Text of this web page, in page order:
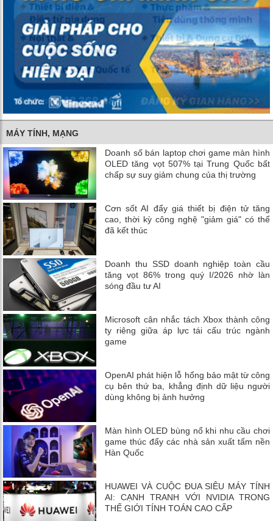
MÁY TÍNH, MẠNG
Doanh số bán laptop chơi game màn hình
OLED tăng vọt 507% tại Trung Quốc bất
chấp sự suy giảm chung của thị trường
Cơn sốt AI đẩy giá thiết bị điện tử tăng
cao, thời kỳ công nghệ "giảm giá" có thể
đã kết thúc
Doanh thu SSD doanh nghiệp toàn cầu
tăng vọt 86% trong quý I/2026 nhờ làn
sóng đầu tư AI
Microsoft cân nhắc tách Xbox thành công
ty riêng giữa áp lực tái cấu trúc ngành
game
OpenAI phát hiện lỗ hổng bảo mật từ công
cụ bên thứ ba, khẳng định dữ liệu người
dùng không bị ảnh hưởng
Màn hình OLED bùng nổ khi nhu cầu chơi
game thúc đẩy các nhà sản xuất tấm nền
Hàn Quốc
HUAWEI VÀ CUỘC ĐUA SIÊU MÁY TÍNH
AI: CẠNH TRANH VỚI NVIDIA TRONG
THẾ GIỚI TÍNH TOÁN CAO CẤP